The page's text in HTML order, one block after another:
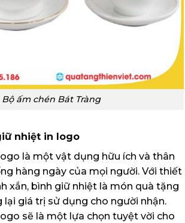
Bộ ấm chén Bát Tràng
nhiệt in logo
là một vật dụng hữu ích và thân
hàng ngày của mọi người. Với thiết
xắn, bình giữ nhiệt là món quà tặng
lại giá trị sử dụng cho người nhận.
sẽ là một lựa chọn tuyệt vời cho